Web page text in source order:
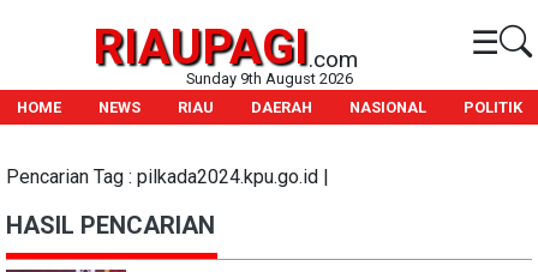
RIAUPAGI.com ☰
Sunday 9th August 2026
HOME
NEWS RIAU DAERAH NASIONAL POLITIK
Pencarian Tag : pilkada2024.kpu.go.id |
HASIL PENCARIAN